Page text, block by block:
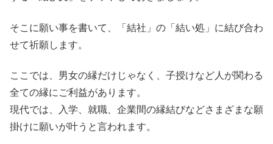
そこに願い事を書いて、「結社」の「結い処」に結び合わ
せて祈願します。
ここでは、男女の縁だけじゃなく、子授けなど人が関わる
全ての縁にご利益があります。
現代では、入学、就職、企業間の縁結びなどさまざまな願
掛けに願いが叶うと言われます。